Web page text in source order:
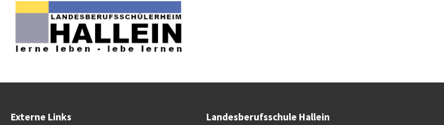
Externe Links Landesberufsschule Hallein